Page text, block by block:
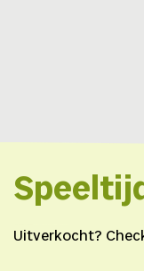
Uitverkocht?